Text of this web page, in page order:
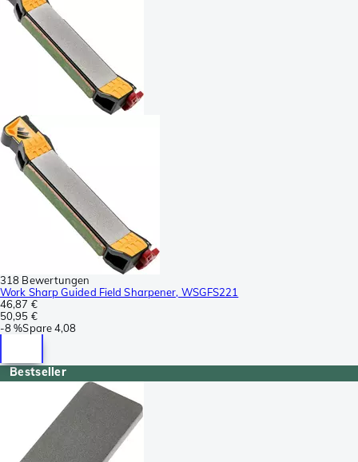
318 Bewertungen
Work Sharp Guided Field Sharpener, WSGFS221
46,87 €
50,95 €
-8 %Spare4,08
Bestseller